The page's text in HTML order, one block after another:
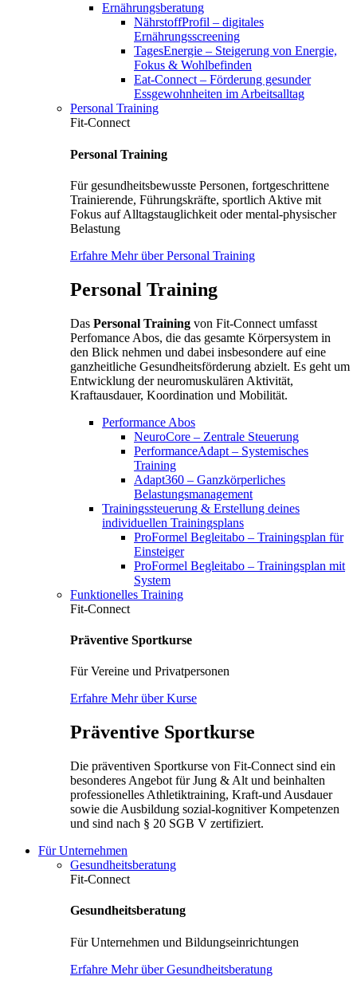
Ernährungsberatung
NährstoffProfil – digitales
Ernährungsscreening
TagesEnergie – Steigerung von Energie,
Fokus & Wohlbefinden
Eat-Connect – Förderung gesunder
Essgewohnheiten im Arbeitsalltag
Personal Training
Fit-Connect
Personal Training
Für gesundheitsbewusste Personen, fortgeschrittene
Trainierende, Führungskräfte, sportlich Aktive mit
Fokus auf Alltagstauglichkeit oder mental-physischer
Belastung
Erfahre Mehr über Personal Training
Personal Training
Das Personal Training von Fit-Connect umfasst
Perfomance Abos, die das gesamte Körpersystem in
den Blick nehmen und dabei insbesondere auf eine
ganzheitliche Gesundheitsförderung abzielt. Es geht um
Entwicklung der neuromuskulären Aktivität,
Kraftausdauer, Koordination und Mobilität.
Performance Abos
NeuroCore – Zentrale Steuerung
PerformanceAdapt – Systemisches
Training
Adapt360 – Ganzkörperliches
Belastungsmanagement
Trainingssteuerung & Erstellung deines
individuellen Trainingsplans
ProFormel Begleitabo – Trainingsplan für
Einsteiger
ProFormel Begleitabo – Trainingsplan mit
System
Funktionelles Training
Fit-Connect
Präventive Sportkurse
Für Vereine und Privatpersonen
Erfahre Mehr über Kurse
Präventive Sportkurse
Die präventiven Sportkurse von Fit-Connect sind ein
besonderes Angebot für Jung & Alt und beinhalten
professionelles Athletiktraining, Kraft-und Ausdauer
sowie die Ausbildung sozial-kognitiver Kompetenzen
und sind nach § 20 SGB V zertifiziert.
Für Unternehmen
Gesundheitsberatung
Fit-Connect
Gesundheitsberatung
Für Unternehmen und Bildungseinrichtungen
Erfahre Mehr über Gesundheitsberatung